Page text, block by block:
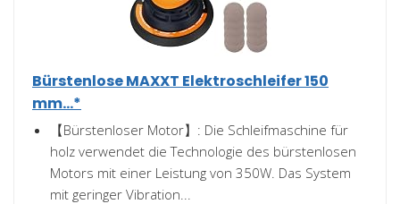
Bürstenlose MAXXT Elektroschleifer 150
mm...*
【Bürstenloser Motor】: Die Schleifmaschine für
holz verwendet die Technologie des bürstenlosen
Motors mit einer Leistung von 350W. Das System
mit geringer Vibration...